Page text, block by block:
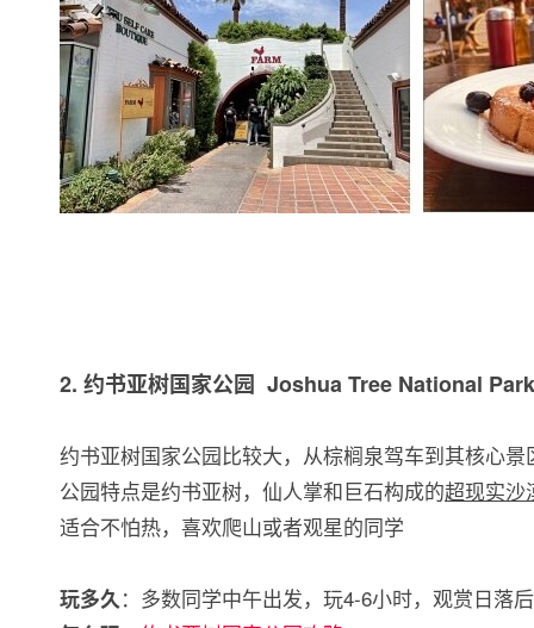
2. 约书亚树国家公园 Joshua Tree National Park
约书亚树国家公园比较大，从棕榈泉驾车到其核心景
公园特点是约书亚树，仙人掌和巨石构成的超现实沙
适合不怕热，喜欢爬山或者观星的同学
玩多久：多数同学中午出发，玩4-6小时，观赏日落